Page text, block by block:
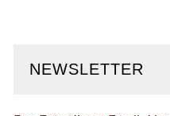
NEWSLETTER